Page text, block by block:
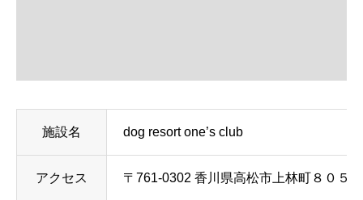
施設名 dog resort one’s club
アクセス 〒761-0302 香川県高松市上林町８０５−